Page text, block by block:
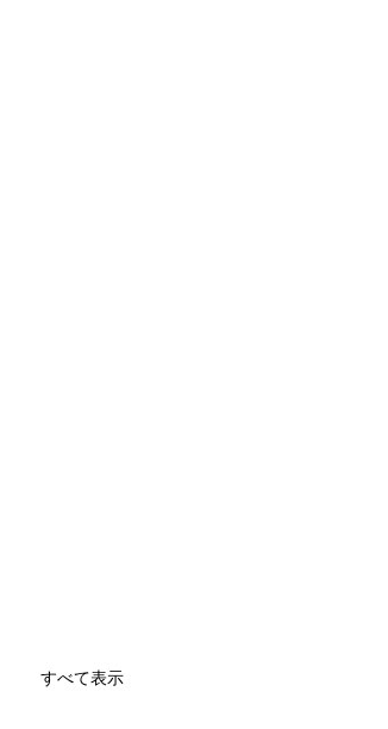
すべて表示